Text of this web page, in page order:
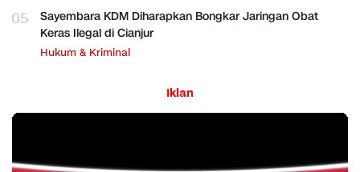
05
Sayembara KDM Diharapkan Bongkar Jaringan Obat
Keras Ilegal di Cianjur
Hukum & Kriminal
Iklan